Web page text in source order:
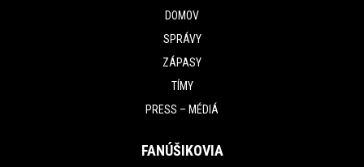
DOMOV
SPRÁVY
ZÁPASY
TÍMY
PRESS – MÉDIÁ
FANÚŠIKOVIA